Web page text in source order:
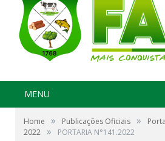
MENU
Home » Publicações Oficiais »
2022 » PORTARIA N°141.2022